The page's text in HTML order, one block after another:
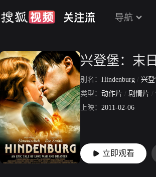
导航
兴登堡：末
别名： Hindenburg / 兴登
类型： 动作片 / 剧情片 /
上映： 2011-02-06
立即观看